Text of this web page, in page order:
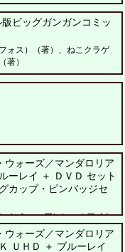
ビッグガンガンコミッ
ォス）（著）、ねこクラゲ
著）
ウォーズ／マンダロリア
ーレイ ＋ ＤＶＤ セット
カップ・ピンバッジセ
レミー・アレン・ホワイト
ウォーズ／マンダロリア
ＵＨＤ ＋ ブルーレイ